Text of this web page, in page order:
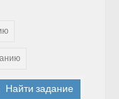
Найти задание